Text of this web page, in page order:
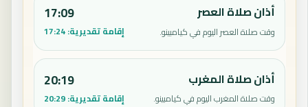
أذان صلاة العصر
وقت صلاة العصر اليوم في كيامبينو.
17:09
إقامة تقديرية:17:24
أذان صلاة المغرب
وقت صلاة المغرب اليوم في كيامبينو.
20:19
إقامة تقديرية:20:29